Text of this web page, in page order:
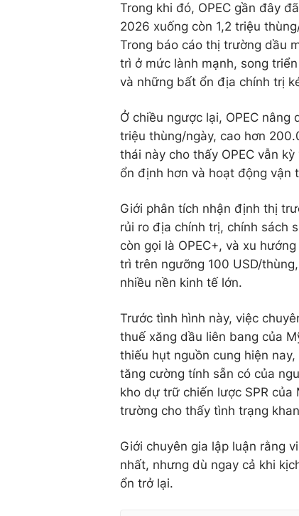
Trong khi đó, OPEC gần đây
2026 xuống còn 1,2 triệu
Trong báo cáo thị trường dầu
trì ở mức lành mạnh, song
và những bất ổn địa chính trị
Ở chiều ngược lại, OPEC
triệu thùng/ngày, cao hơn
thái này cho thấy OPEC vẫn
ổn định hơn và hoạt động vận
Giới phân tích nhận định thị
rủi ro địa chính trị, chính sách
còn gọi là OPEC+, và xu
trì trên ngưỡng 100 USD/
nhiều nền kinh tế lớn.
Trước tình hình này, việc
thuế xăng dầu liên bang của
thiếu hụt nguồn cung hiện
tăng cường tính sẵn có của
kho dự trữ chiến lược SPR
trường cho thấy tình trạng
Giới chuyên gia lập luận rằng
nhất, nhưng dù ngay cả khi
ổn trở lại.